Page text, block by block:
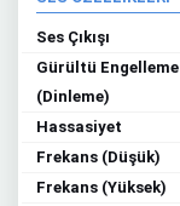
Ses Çıkışı
Gürültü Engelleme
(Dinleme)
Hassasiyet
Frekans (Düşük)
Frekans (Yüksek)